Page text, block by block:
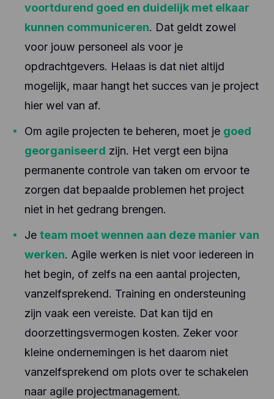
voortdurend goed en duidelijk met elkaar
kunnen communiceren. Dat geldt zowel
voor jouw personeel als voor je
opdrachtgevers. Helaas is dat niet altijd
mogelijk, maar hangt het succes van je project
hier wel van af.
Om agile projecten te beheren, moet je goed
georganiseerd zijn. Het vergt een bijna
permanente controle van taken om ervoor te
zorgen dat bepaalde problemen het project
niet in het gedrang brengen.
Je team moet wennen aan deze manier van
werken. Agile werken is niet voor iedereen in
het begin, of zelfs na een aantal projecten,
vanzelfsprekend. Training en ondersteuning
zijn vaak een vereiste. Dat kan tijd en
doorzettingsvermogen kosten. Zeker voor
kleine ondernemingen is het daarom niet
vanzelfsprekend om plots over te schakelen
naar agile projectmanagement.